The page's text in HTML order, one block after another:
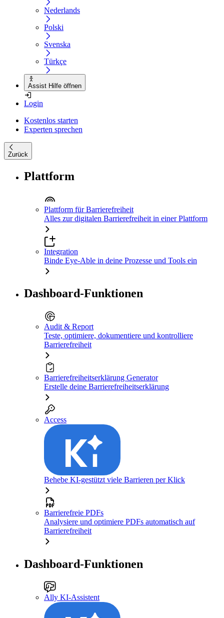
Nederlands
Polski
Svenska
Türkçe
Assist Hilfe öffnen
Login
Kostenlos starten
Experten sprechen
Zurück
Plattform
Plattform für Barrierefreiheit
Alles zur digitalen Barrierefreiheit in einer Plattform
Integration
Binde Eye-Able in deine Prozesse und Tools ein
Dashboard-Funktionen
Audit & Report
Teste, optimiere, dokumentiere und kontrolliere
Barrierefreiheit
Barrierefreiheitserklärung Generator
Erstelle deine Barrierefreiheitserklärung
Access
Behebe KI-gestützt viele Barrieren per Klick
Barrierefreie PDFs
Analysiere und optimiere PDFs automatisch auf
Barrierefreiheit
Dashboard-Funktionen
Ally KI-Assistent